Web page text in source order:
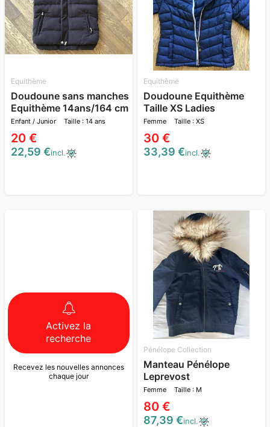
Equithème
Doudoune sans manches
Equithème 14ans/164 cm
Enfant / Junior Taille : 14 ans
20 €
22,59 €incl.
Equithème
Doudoune Equithème
Taille XS Ladies
Femme Taille : XS
30 €
33,39 €incl.
Activez la
recherche
Recevez les nouvelles annonces
chaque jour
Pénélope Collection
Manteau Pénélope
Leprevost
Femme Taille : M
80 €
87,39 €incl.